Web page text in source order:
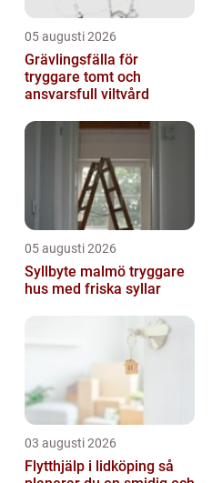
05 augusti 2026
Grävlingsfälla för
tryggare tomt och
ansvarsfull viltvård
05 augusti 2026
Syllbyte malmö tryggare
hus med friska syllar
03 augusti 2026
Flytthjälp i lidköping så